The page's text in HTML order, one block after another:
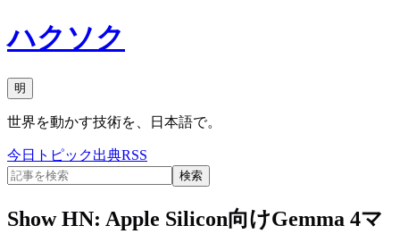
ハクソク
明
世界を動かす技術を、日本語で。
今日 トピック出典RSS
検索
Show HN: Apple Silicon向けGemma 4マ